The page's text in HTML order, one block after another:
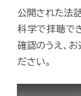
公開された法
科学で拝聴で
確認のうえ、お
ださい。